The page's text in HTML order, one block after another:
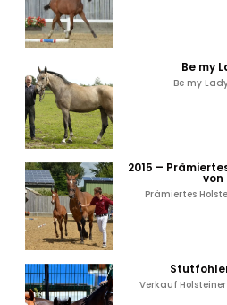
Be my
Be my
2015 –
von
Prämiertes
Verkauf